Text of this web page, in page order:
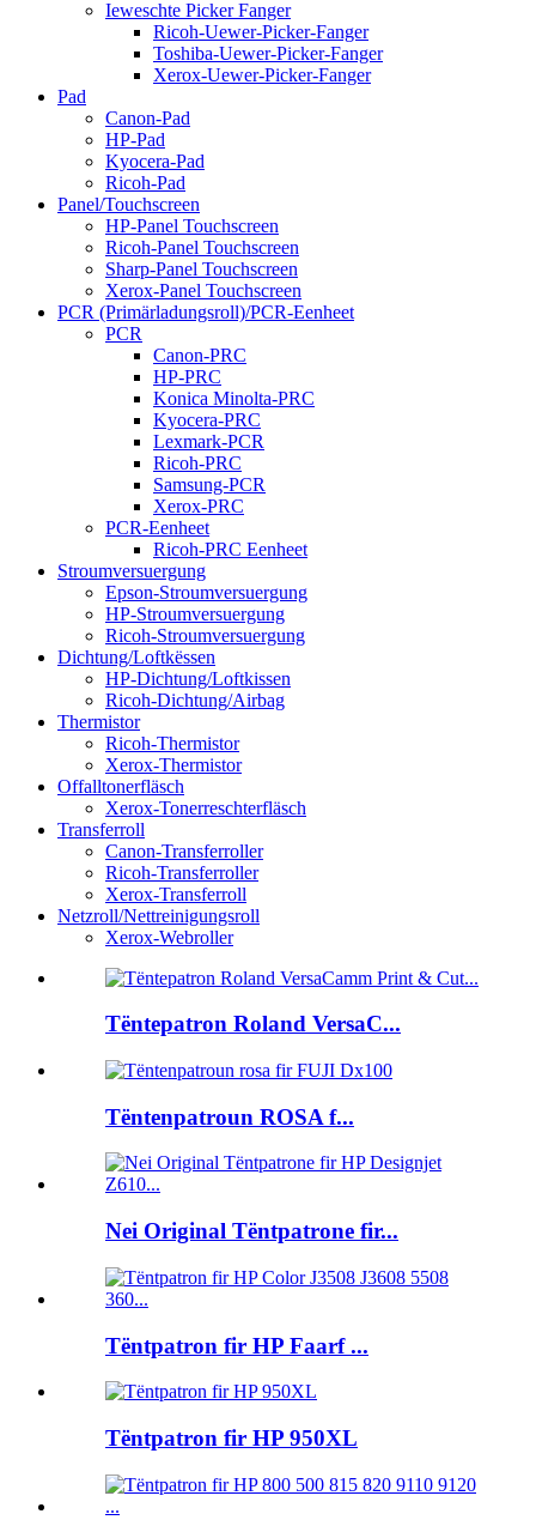
Ieweschte Picker Fanger
Ricoh-Uewer-Picker-Fanger
Toshiba-Uewer-Picker-Fanger
Xerox-Uewer-Picker-Fanger
Pad
Canon-Pad
HP-Pad
Kyocera-Pad
Ricoh-Pad
Panel/Touchscreen
HP-Panel Touchscreen
Ricoh-Panel Touchscreen
Sharp-Panel Touchscreen
Xerox-Panel Touchscreen
PCR (Primärladungsroll)/PCR-Eenheet
PCR
Canon-PRC
HP-PRC
Konica Minolta-PRC
Kyocera-PRC
Lexmark-PCR
Ricoh-PRC
Samsung-PCR
Xerox-PRC
PCR-Eenheet
Ricoh-PRC Eenheet
Stroumversuergung
Epson-Stroumversuergung
HP-Stroumversuergung
Ricoh-Stroumversuergung
Dichtung/Loftkëssen
HP-Dichtung/Loftkissen
Ricoh-Dichtung/Airbag
Thermistor
Ricoh-Thermistor
Xerox-Thermistor
Offalltonerfläsch
Xerox-Tonerreschterfläsch
Transferroll
Canon-Transferroller
Ricoh-Transferroller
Xerox-Transferroll
Netzroll/Nettreinigungsroll
Xerox-Webroller
Tëntepatron Roland VersaC...
Tëntenpatroun ROSA f...
Nei Original Tëntpatrone fir...
Tëntpatron fir HP Faarf ...
Tëntpatron fir HP 950XL